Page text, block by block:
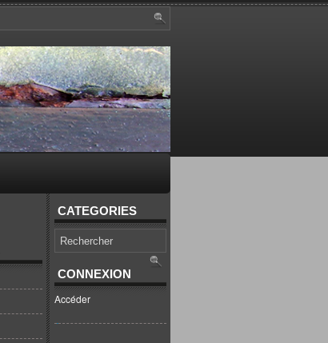
CATEGORIES
CONNEXION
Accéder